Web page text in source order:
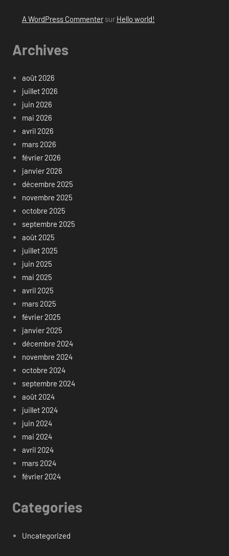
A WordPress Commentersur Hello world!
Archives
août 2026
juillet 2026
juin 2026
mai 2026
avril 2026
mars 2026
février 2026
janvier 2026
décembre 2025
novembre 2025
octobre 2025
septembre 2025
août 2025
juillet 2025
juin 2025
mai 2025
avril 2025
mars 2025
février 2025
janvier 2025
décembre 2024
novembre 2024
octobre 2024
septembre 2024
août 2024
juillet 2024
juin 2024
mai 2024
avril 2024
mars 2024
février 2024
Categories
Uncategorized